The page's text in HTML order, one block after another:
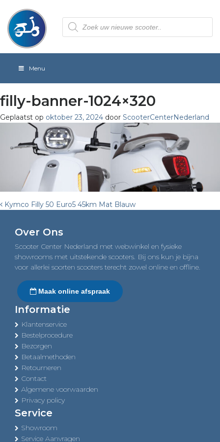
Producten
zoeken
Menu
filly-banner-1024×320
Geplaatst op oktober 23, 2024 door ScooterCenterNederland
Post
navigation
Kymco Filly 50 Euro5 45km Mat Blauw
Over Ons
Scooter Center Nederland met webwinkel en fysieke
showrooms met uitstekende scooters. Bij ons kun je bijna
voor allerlei soorten scooters terecht zowel online en offline.
Maak online afspraak
Informatie
Klantenservice
Bestelprocedure
Bezorgen
Betaalmethoden
Retourneren
Contact
Algemene voorwaarden
Privacy policy
Service
Showroom
Service Aanvragen